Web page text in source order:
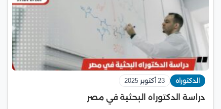
الدكتوراه 23 أكتوبر 2025
دراسة الدكتوراه البحثية في مصر